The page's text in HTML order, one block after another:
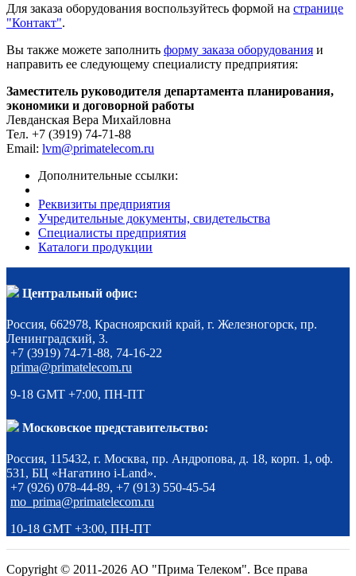
Для заказа оборудования воспользуйтесь формой на странице
"Контакт".
Вы также можете заполнить форму заказа оборудования и
направить ее следующему специалисту предприятия:
Заместитель руководителя департамента планирования,
экономики и договорной работы
Левданская Вера Михайловна
Тел. +7 (3919) 74-71-88
Email: lvm@primatelecom.ru
Дополнительные ссылки:
Реквизиты предприятия
Учредительные документы, свидетельства
Специалисты предприятия
Каталоги продукции
Центральный офис:
Россия, 662978, Красноярский край, г. Железногорск, пр.
Ленинградский, 3.
+7 (3919) 74-71-88, 74-16-22
prima@primatelecom.ru
9-18 GMT +7:00, ПН-ПТ
Московское представительство:
Россия, 115432, г. Москва, пр. Андропова, д. 18, корп. 1, оф.
531, БЦ «Нагатино i-Land».
+7 (926) 078-44-89, +7 (913) 550-45-54
mo_prima@primatelecom.ru
10-18 GMT +3:00, ПН-ПТ
Copyright © 2011-2026 АО "Прима Телеком". Все права